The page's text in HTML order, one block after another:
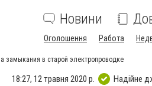
Новини
Оголошення Работа
замыкания в старой электропроводке
18:27, 12 травня 2020 р. Надійне